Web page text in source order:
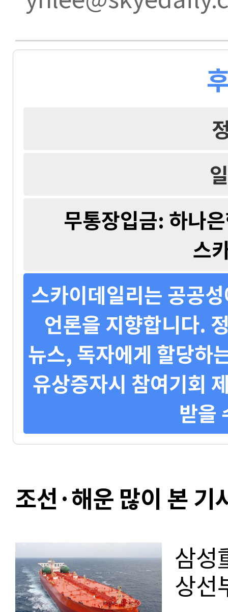
무통장입금: 하나
스
스카이데일리는 공공
언론을 지향합니다.
뉴스, 독자에게 할당하
유상증자시 참여기회
받을
조선·해운 많이 본 기
삼성
상선